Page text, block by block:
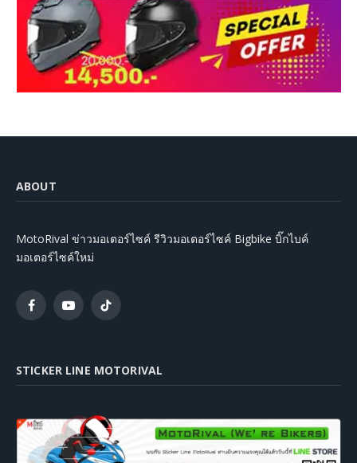
ABOUT
MotoRival ข่าวมอเตอร์ไซค์ รีวิวมอเตอร์ไซค์ Bigbike บิ๊กไบค์
มอเตอร์ไซค์ใหม่
FacebookYouTubeTikTok
STICKER LINE MOTORIVAL